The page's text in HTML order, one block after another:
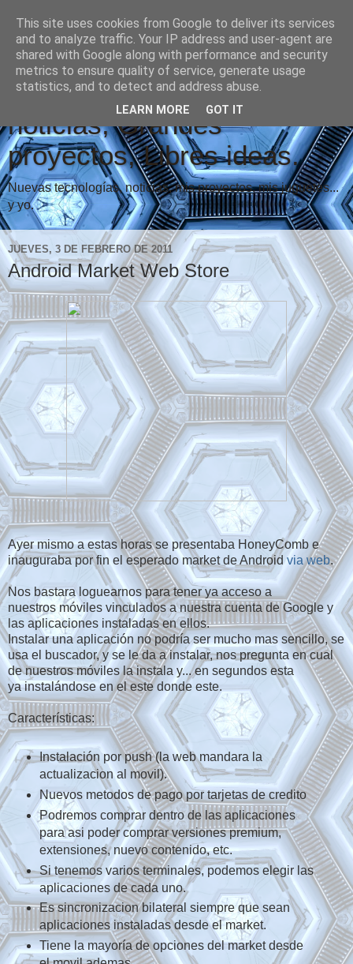
Vindicare Blog: Buenas
noticias, Grandes
proyectos, Libres ideas.
Nuevas tecnologías, noticias, mis proyectos, mis juguetes...
y yo.
JUEVES, 3 DE FEBRERO DE 2011
Android Market Web Store
Ayer mismo a estas horas se presentaba HoneyComb e
inauguraba por fin el esperado market de Androidvia web.
Nos bastara loguearnos para tener ya acceso a
nuestros móviles vinculados a nuestra cuenta de Google y
las aplicaciones instaladas en ellos.
Instalar una aplicación no podría ser mucho mas sencillo, se
usa el buscador, y se le da a instalar, nos pregunta en cual
de nuestros móviles la instala y... en segundos esta
ya instalándose en el este donde este.
Características:
Instalación por push (la web mandara la
actualizacion al movil).
Nuevos metodos de pago por tarjetas de credito
Podremos comprar dentro de las aplicaciones
para asi poder comprar versiones premium,
extensiones, nuevo contenido, etc.
Si tenemos varios terminales, podemos elegir las
aplicaciones de cada uno.
Es sincronizacion bilateral siempre que sean
aplicaciones instaladas desde el market.
Tiene la mayoría de opciones del market desde
This site uses cookies from Google to deliver its services
and to analyze traffic. Your IP address and user-agent are
shared with Google along with performance and security
metrics to ensure quality of service, generate usage
statistics, and to detect and address abuse.
LEARN MORE GOT IT